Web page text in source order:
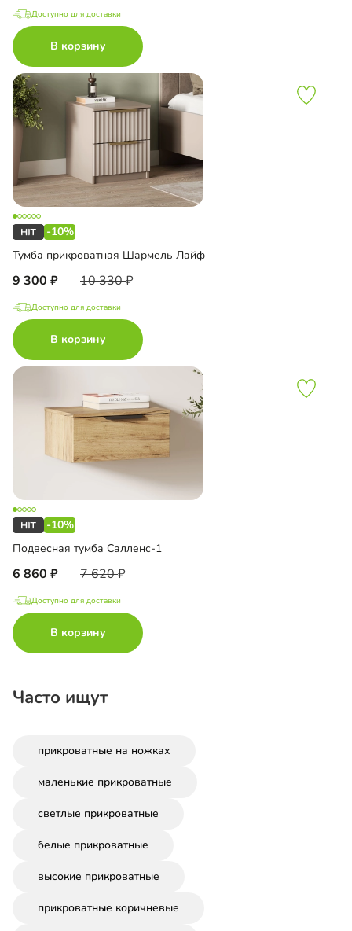
Доступно для доставки
В корзину
-10%
Тумба прикроватная Шармель Лайф
9 300 10 330
Доступно для доставки
В корзину
-10%
Подвесная тумба Салленс-1
6 860 7 620
Доступно для доставки
В корзину
Часто ищут
прикроватные на ножках
маленькие прикроватные
светлые прикроватные
белые прикроватные
высокие прикроватные
прикроватные коричневые